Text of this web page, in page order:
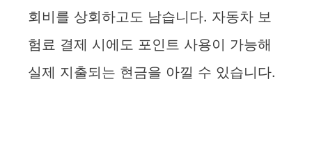
회비를 상회하고도 남습니다. 자동차 보
험료 결제 시에도 포인트 사용이 가능해
실제 지출되는 현금을 아낄 수 있습니다.